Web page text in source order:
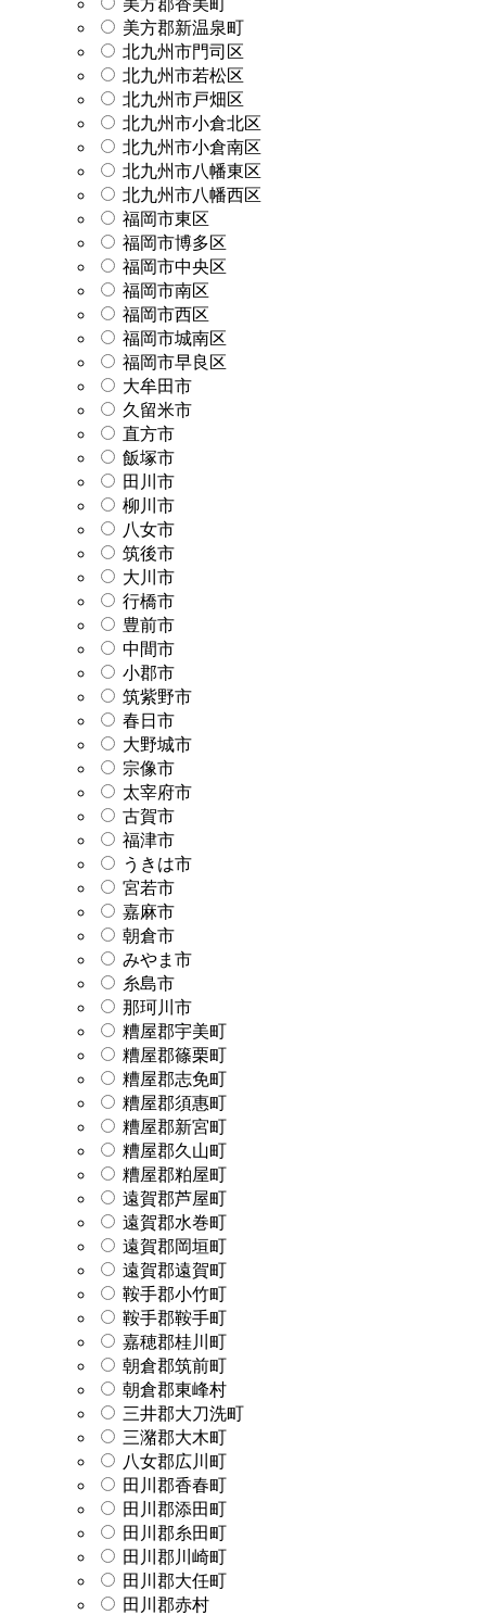
美方郡新温泉町
北九州市門司区
北九州市若松区
北九州市戸畑区
北九州市小倉北区
北九州市小倉南区
北九州市八幡東区
北九州市八幡西区
福岡市東区
福岡市博多区
福岡市中央区
福岡市南区
福岡市西区
福岡市城南区
福岡市早良区
大牟田市
久留米市
直方市
飯塚市
田川市
柳川市
八女市
筑後市
大川市
行橋市
豊前市
中間市
小郡市
筑紫野市
春日市
大野城市
宗像市
太宰府市
古賀市
福津市
うきは市
宮若市
嘉麻市
朝倉市
みやま市
糸島市
那珂川市
糟屋郡宇美町
糟屋郡篠栗町
糟屋郡志免町
糟屋郡須惠町
糟屋郡新宮町
糟屋郡久山町
糟屋郡粕屋町
遠賀郡芦屋町
遠賀郡水巻町
遠賀郡岡垣町
遠賀郡遠賀町
鞍手郡小竹町
鞍手郡鞍手町
嘉穂郡桂川町
朝倉郡筑前町
朝倉郡東峰村
三井郡大刀洗町
三潴郡大木町
八女郡広川町
田川郡香春町
田川郡添田町
田川郡糸田町
田川郡川崎町
田川郡大任町
田川郡赤村